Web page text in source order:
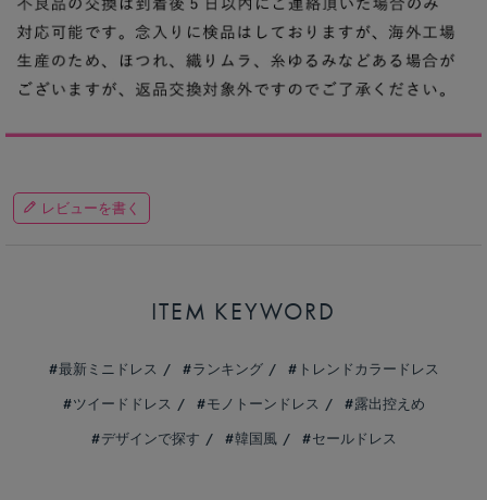
レビューを書く
ITEM KEYWORD
最新ミニドレス ランキング
トレンドカラードレス
ツイードドレス
モノトーンドレス
露出控えめ
デザインで探す
韓国風 セールドレス